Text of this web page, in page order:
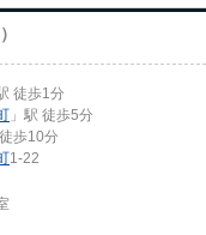
徒歩1分
」駅 徒歩5分
歩10分
1-22